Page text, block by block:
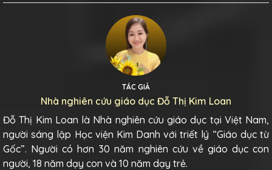
TÁC GIẢ
Nhà nghiên cứu giáo dục Đỗ Thị Kim Loan
Đỗ Thị Kim Loan là Nhà nghiên cứu giáo dục tại Việt Nam,
người sáng lập Học viện Kim Danh với triết lý “Giáo dục từ
Gốc”. Người có hơn 30 năm nghiên cứu về giáo dục con
người, 18 năm dạy con và 10 năm dạy trẻ.